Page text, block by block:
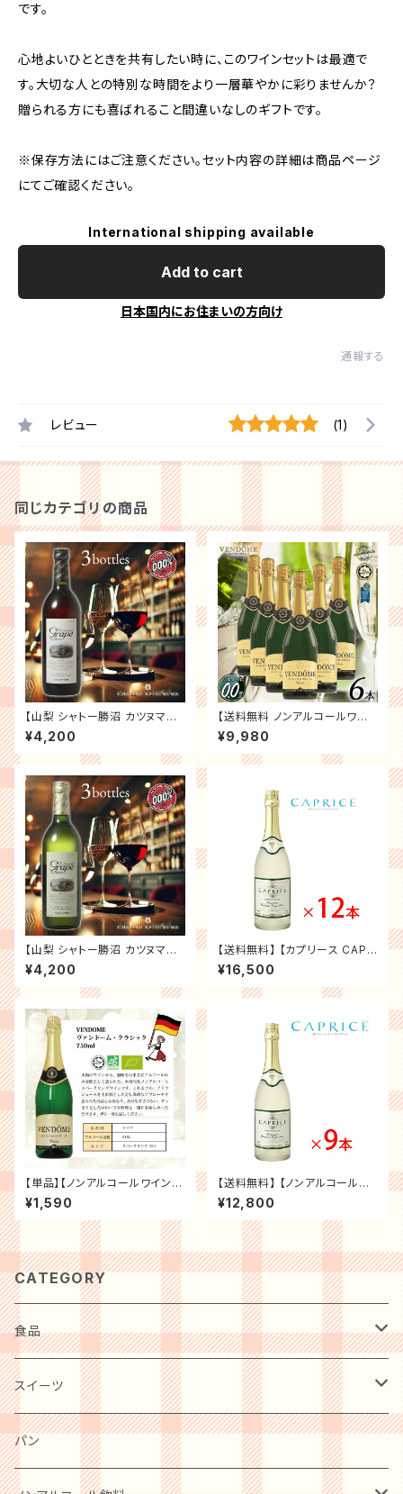
です。
心地よいひとときを共有したい時に、このワインセットは最適で
す。大切な人との特別な時間をより一層華やかに彩りませんか？
贈られる方にも喜ばれること間違いなしのギフトです。
※保存方法にはご注意ください。セット内容の詳細は商品ページ
にてご確認ください。
International shipping available
Add to cart
日本国内にお住まいの方向け
通報する
レビュー (1)
同じカテゴリの商品
【山梨 シャトー勝沼 カツヌマグ
レープ ノンアルコールワイン 72
0ml 0.00％ 3本セット】ノンア
ルコール ワイン 赤 ルージュ ギ
り物 パーティー
¥4,200
【送料無料 ノンアルコールワイ
ン VENDOME ヴァンドーム ク
ラシック 6本 セット】 スパークリ
ング ワイン ドイツ産 辛口 750
ケース買い
¥9,980
【山梨 シャトー勝沼 カツヌマグ
レープ ノンアルコールワイン 72
0ml 0.00％ 3本セット】ノンア
ルコール ワイン 白 ブラン ギフ
物 パーティー
¥4,200
【送料無料】 【カプリース CAPR
ISE ノンアルコール スパークリ
ング ワイン 12本 セット】 白ワイ
ン シャンパン 贈り物 記念日 パ
¥16,500
【単品】【ノンアルコールワイン】
【VENDOME】ヴァンドーム クラ
シック スパークリング ワイン ド
イツ産 辛口 750ml お祝い パ
ーティー 記念日 贈り物 ギフト
プレゼント
¥1,590
【送料無料】 【ノンアルコールワ
イン カプリース CAPRISE 9本
セット】 ノンアルコール スパーク
リングワイン 白ワイン シャンパ
ン 贈り物 記念日 パーティー お
祝い まとめ
¥12,800
CATEGORY
食品
肉・肉加工品
惣菜・レトルト・冷凍
麺類
スイーツ
洋菓子
パン